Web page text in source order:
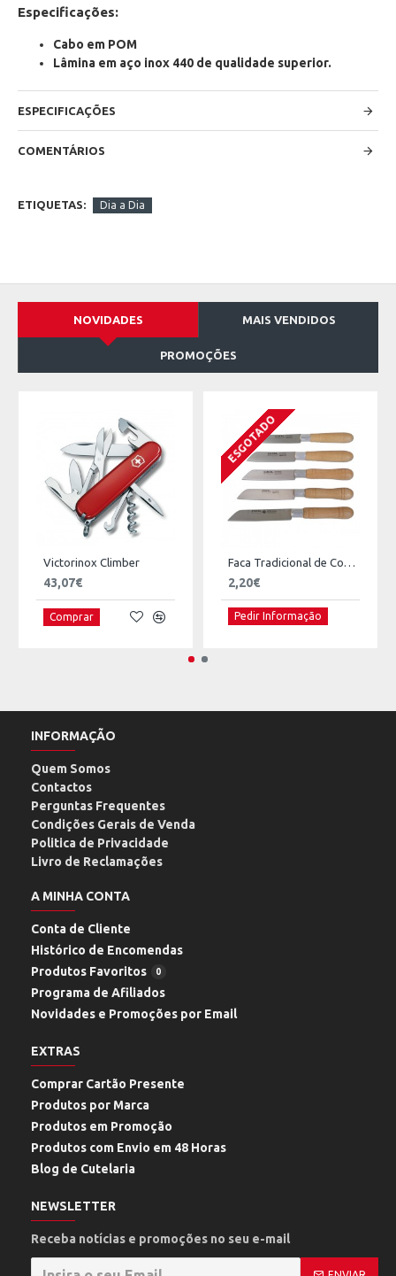
Especificações:
Cabo em POM
Lâmina em aço inox 440 de qualidade superior.
ESPECIFICAÇÕES
COMENTÁRIOS
ETIQUETAS: Dia a Dia
NOVIDADES MAIS VENDIDOS
PROMOÇÕES
Victorinox Climber
43,07€
Comprar
ESGOTADO
Faca Tradicional de Cozinha CIOL 200 - Madeira
2,20€
Pedir Informação
INFORMAÇÃO
Quem Somos
Contactos
Perguntas Frequentes
Condições Gerais de Venda
Politica de Privacidade
Livro de Reclamações
A MINHA CONTA
Conta de Cliente
Histórico de Encomendas
Produtos Favoritos
0
Programa de Afiliados
Novidades e Promoções por Email
EXTRAS
Comprar Cartão Presente
Produtos por Marca
Produtos em Promoção
Produtos com Envio em 48 Horas
Blog de Cutelaria
NEWSLETTER
Receba notícias e promoções no seu e-mail